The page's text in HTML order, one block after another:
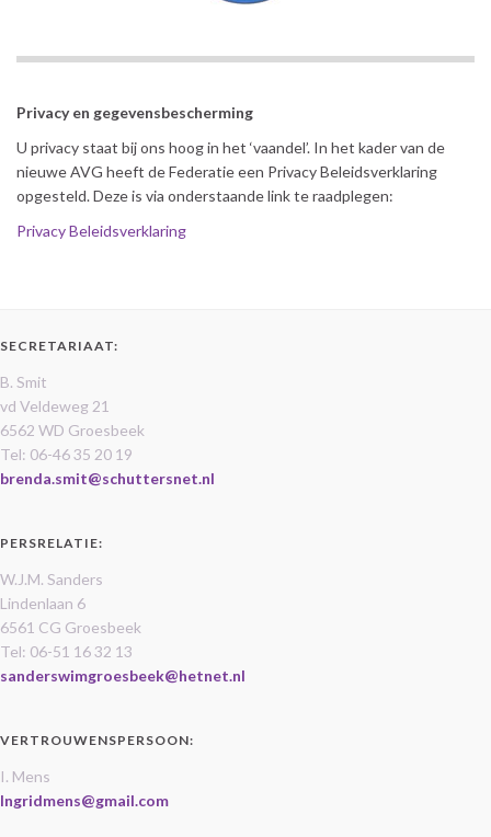
Privacy en gegevensbescherming
U privacy staat bij ons hoog in het ‘vaandel’. In het kader van de
nieuwe AVG heeft de Federatie een Privacy Beleidsverklaring
opgesteld. Deze is via onderstaande link te raadplegen:
Privacy Beleidsverklaring
SECRETARIAAT:
B. Smit
vd Veldeweg 21
6562 WD Groesbeek
Tel: 06-46 35 20 19
brenda.smit@schuttersnet.nl
PERSRELATIE:
W.J.M. Sanders
Lindenlaan 6
6561 CG Groesbeek
Tel: 06-51 16 32 13
sanderswimgroesbeek@hetnet.nl
VERTROUWENSPERSOON:
I. Mens
Ingridmens@gmail.com